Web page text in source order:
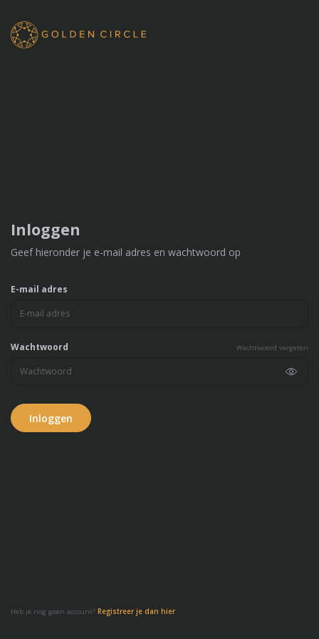
Inloggen
Geef hieronder je e-mail adres en wachtwoord op
E-mail adres
Wachtwoord Wachtwoord vergeten
Inloggen
Heb je nog geen account? Registreer je dan hier